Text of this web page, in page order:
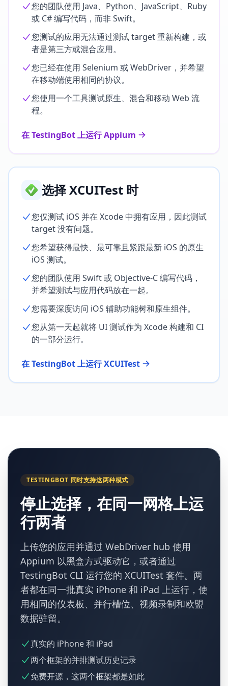
您的团队使用 Java、Python、JavaScript、Ruby
或 C# 编写代码，而非 Swift。
您测试的应用无法通过测试 target 重新构建，或
者是第三方或混合应用。
您已经在使用 Selenium 或 WebDriver，并希望
在移动端使用相同的协议。
您使用一个工具测试原生、混合和移动 Web 流
程。
在 TestingBot 上运行 Appium
选择 XCUITest 时
您仅测试 iOS 并在 Xcode 中拥有应用，因此测试
target 没有问题。
您希望获得最快、最可靠且紧跟最新 iOS 的原生
iOS 测试。
您的团队使用 Swift 或 Objective-C 编写代码，
并希望测试与应用代码放在一起。
您需要深度访问 iOS 辅助功能树和原生组件。
您从第一天起就将 UI 测试作为 Xcode 构建和 CI
的一部分运行。
在 TestingBot 上运行 XCUITest
TESTINGBOT 同时支持这两种模式
停止选择，在同一网格上运
行两者
上传您的应用并通过 WebDriver hub 使用
Appium 以黑盒方式驱动它，或者通过
TestingBot CLI 运行您的 XCUITest 套件。两
者都在同一批真实 iPhone 和 iPad 上运行，使
用相同的仪表板、并行槽位、视频录制和欧盟
数据驻留。
真实的 iPhone 和 iPad
两个框架的并排测试历史记录
免费开源，这两个框架都是如此